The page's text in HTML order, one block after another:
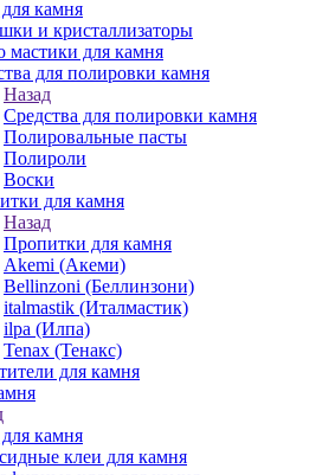
камня
и кристаллизаторы
мастики для камня
для полировки камня
Назад
Средства для полировки камня
Полировальные пасты
Полироли
Воски
для камня
Назад
Пропитки для камня
Akemi (Акеми)
Bellinzoni (Беллинзони)
italmastik (Италмастик)
ilpa (Илпа)
Tenax (Тенакс)
для камня
камня
клеи для камня